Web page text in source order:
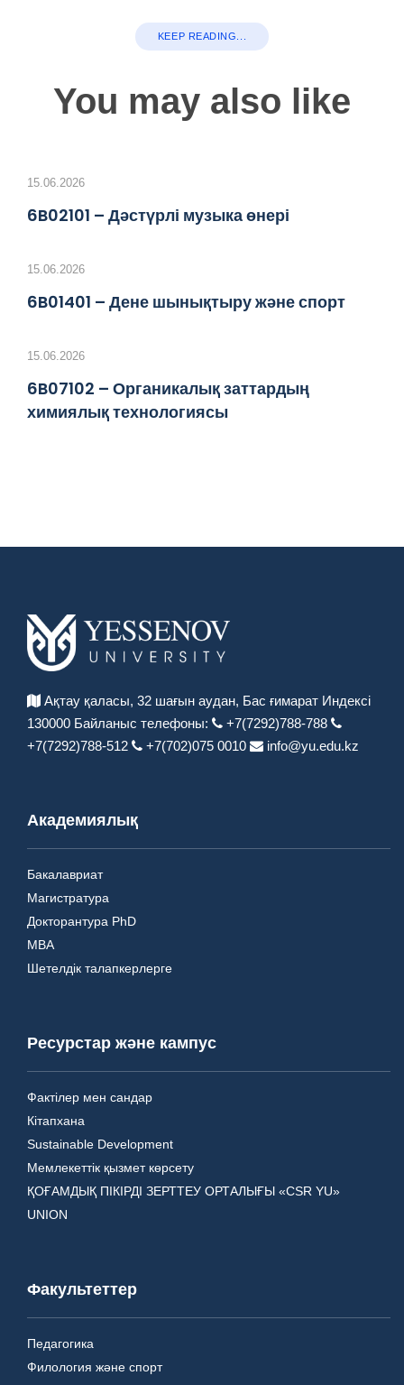
KEEP READING...
You may also like
15.06.2026
6B02101 – Дәстүрлі музыка өнері
15.06.2026
6B01401 – Дене шынықтыру және спорт
15.06.2026
6B07102 – Органикалық заттардың
химиялық технологиясы
Ақтау қаласы, 32 шағын аудан, Бас ғимарат Индексі
130000 Байланыс телефоны:
+7(7292)788-788
+7(7292)788-512
+7(702)075 0010 info@yu.edu.kz
Академиялық
Бакалавриат
Магистратура
Докторантура PhD
MBA
Шетелдік талапкерлерге
Ресурстар және кампус
Фактілер мен сандар
Кітапхана
Sustainable Development
Мемлекеттік қызмет көрсету
ҚОҒАМДЫҚ ПІКІРДІ ЗЕРТТЕУ ОРТАЛЫҒЫ «CSR YU»
UNION
Факультеттер
Педагогика
Филология және спорт